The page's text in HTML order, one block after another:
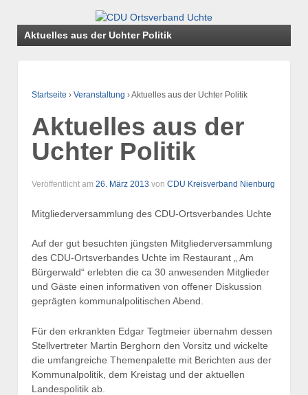
Aktuelles aus der Uchter Politik
Startseite › Veranstaltung ›Aktuelles aus der Uchter Politik
Aktuelles aus der
Uchter Politik
Veröffentlicht am 26. März 2013 von CDU Kreisverband Nienburg
Mitgliederversammlung des CDU-Ortsverbandes Uchte
Auf der gut besuchten jüngsten Mitgliederversammlung
des CDU-Ortsverbandes Uchte im Restaurant „ Am
Bürgerwald“ erlebten die ca 30 anwesenden Mitglieder
und Gäste einen informativen von offener Diskussion
geprägten kommunalpolitischen Abend.
Für den erkrankten Edgar Tegtmeier übernahm dessen
Stellvertreter Martin Berghorn den Vorsitz und wickelte
die umfangreiche Themenpalette mit Berichten aus der
Kommunalpolitik, dem Kreistag und der aktuellen
Landespolitik ab.